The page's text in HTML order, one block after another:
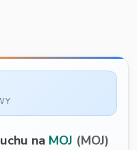
na MOJ (MOJ)